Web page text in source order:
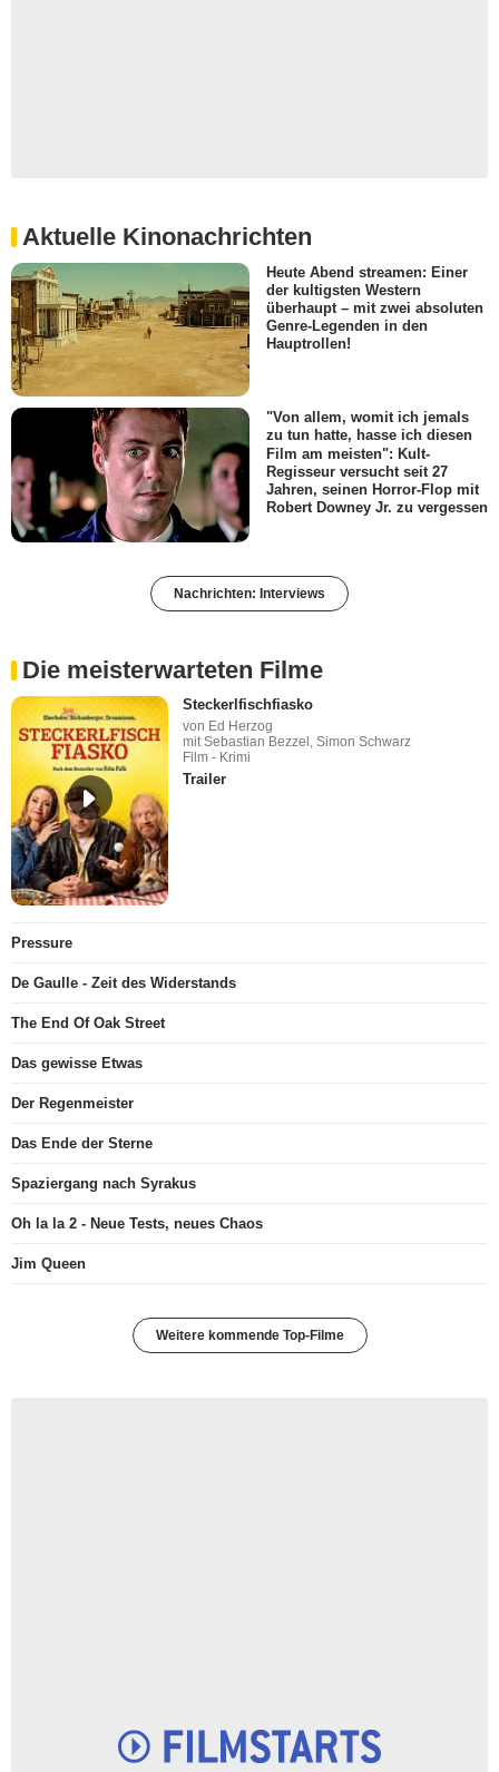
Aktuelle Kinonachrichten
Heute Abend streamen: Einer
der kultigsten Western
überhaupt – mit zwei absoluten
Genre-Legenden in den
Hauptrollen!
"Von allem, womit ich jemals
zu tun hatte, hasse ich diesen
Film am meisten": Kult-
Regisseur versucht seit 27
Jahren, seinen Horror-Flop mit
Robert Downey Jr. zu vergessen
Nachrichten: Interviews
Die meisterwarteten Filme
Steckerlfischfiasko
von Ed Herzog
mit Sebastian Bezzel, Simon Schwarz
Film - Krimi
Trailer
Pressure
De Gaulle - Zeit des Widerstands
The End Of Oak Street
Das gewisse Etwas
Der Regenmeister
Das Ende der Sterne
Spaziergang nach Syrakus
Oh la la 2 - Neue Tests, neues Chaos
Jim Queen
Weitere kommende Top-Filme